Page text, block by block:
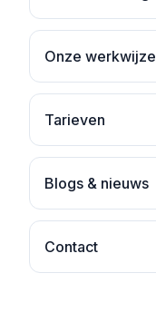
Onze werkwijze
Tarieven
Blogs & nieuws
Contact